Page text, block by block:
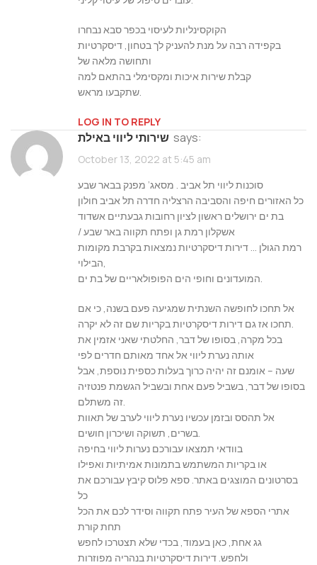
הקוקסינליות לעיסוי בכפר סבא נבחרו
בקפידה רבה על מנת להעניק לך בטחון, דיסקרטיות
ותחושה מלאה של
קבלת שירות איכות ומקסימלי בהתאם למה
LOG IN TO REPLY
שירותי ליווי באילת says:
October 13, 2022 at 5:45 am
סוכנות ליווי תל אביב . מסאג’ מפנק בבאר שבע
כל האזורים חיפה והסביבה הרצליה חדרה תל אביב חולון
בת ים ירושלים ראשון לציון רחובות גבעתיים אשדוד
/ אשקלון רמת גן ופתח תקווה באר שבע
רמת הגולן … דירות דיסקרטיות נמצאות בקרבת מקומות
הבילוי,
המועדונים וחופי הים הפופולאריים של בת ים.
אל תחכו לחופשה השנתית שמגיעה פעם בשנה, כי אם
תחכו אז גם דירות דיסקרטיות בקריות שם זה לא יקרה.
בכל מקרה, בסופו של דבר, החלטתי שאני אזמין את
אותה נערת ליווי אל אחד מאותם חדרים לפי
שעה – אומנם זה יהיה כרוך בעלות כספית נוספת, אבל
בסופו של דבר, בשביל פעם אחת ובשביל הגשמת פנטזיה
זה משתלם.
אל תהסס ובזמן עכשיו נערת ליווי לערב של תאוות
בשרים, תשוקה ושיכרון חושים.
בוודאי תמצאו עבורכם נערות ליווי בחיפה
או בקריות המשתמש בתמונות אמיתיות ואפילו
בסרטונים המוצגים באתר. ספא פלוס קיבץ עבורכם את
כל
אתרי הספא של העיר פתח תקווה וסידר לכם את הכל
תחת קורת
גג אחת, כאן בעמוד, בכדי שלא תצטרכו לחפש
ולחפש. דירות דיסקרטיות בנהריה מפוזרות